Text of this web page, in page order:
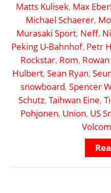
Matts Kulisek, Max
Michael Schaerer,
Murasaki Sport, Neff,
Peking U-Bahnhof, Petr
Rockstar, Rom,
Hulbert, Sean Ryan,
snowboard, Spencer
Schutz, Taihwan Eine,
Pohjonen, Union, US
Volcom